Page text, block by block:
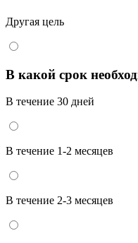
Другая цель
В какой срок
В течение 30 дней
В течение 1-2 месяцев
В течение 2-3 месяцев